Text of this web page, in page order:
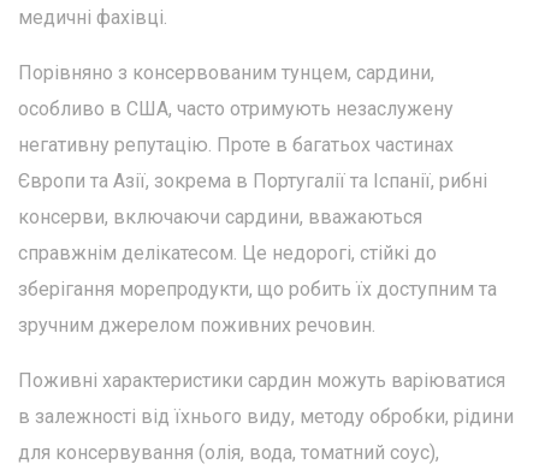
медичні фахівці.
Порівняно з консервованим тунцем, сардини,
особливо в США, часто отримують незаслужену
негативну репутацію. Проте в багатьох частинах
Європи та Азії, зокрема в Португалії та Іспанії, рибні
консерви, включаючи сардини, вважаються
справжнім делікатесом. Це недорогі, стійкі до
зберігання морепродукти, що робить їх доступним та
зручним джерелом поживних речовин.
Поживні характеристики сардин можуть варіюватися
в залежності від їхнього виду, методу обробки, рідини
для консервування (олія, вода, томатний соус),